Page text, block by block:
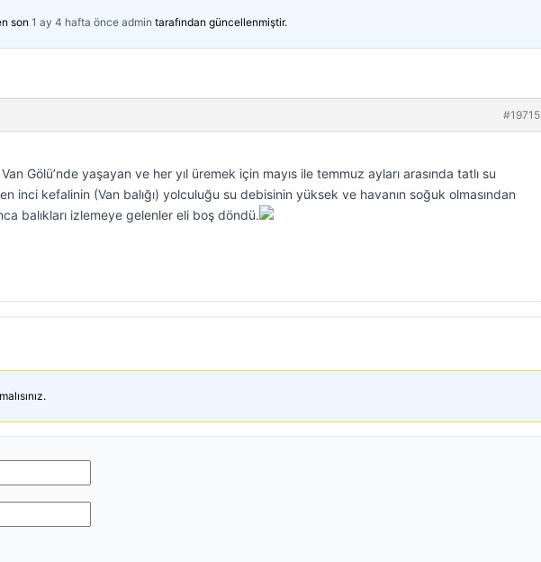
son 1 ay 4 hafta önce admin tarafından güncellenmiştir.
#19715
Gölü’nde yaşayan ve her yıl üremek için mayıs ile temmuz ayları arasında tatlı su
inci kefalinin (Van balığı) yolculuğu su debisinin yüksek ve havanın soğuk olmasından
balıkları izlemeye gelenler eli boş döndü.